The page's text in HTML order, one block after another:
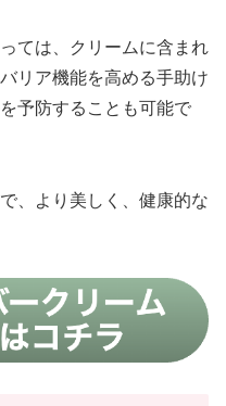
ては、クリームに含まれ
リア機能を高める手助け
予防することも可能で
、より美しく、健康的な